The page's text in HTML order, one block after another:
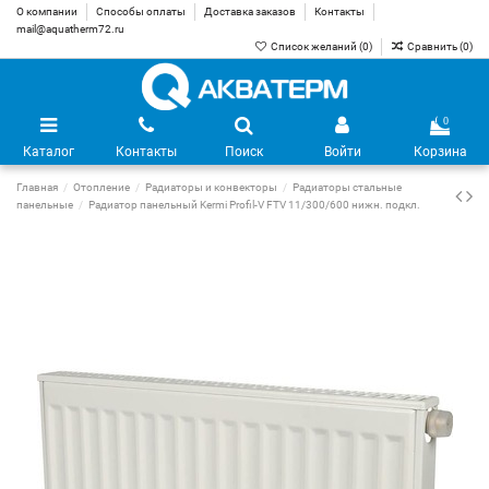
О компании Способы оплаты Доставка заказов
Контакты
mail@aquatherm72.ru
Список желаний (0) Сравнить (0)
Каталог Контакты Поиск Войти
0
Корзина
Главная Отопление Радиаторы и конвекторы
Радиаторы стальные
панельные
Радиатор панельный Kermi Profil-V FTV 11/300/600 нижн. подкл.